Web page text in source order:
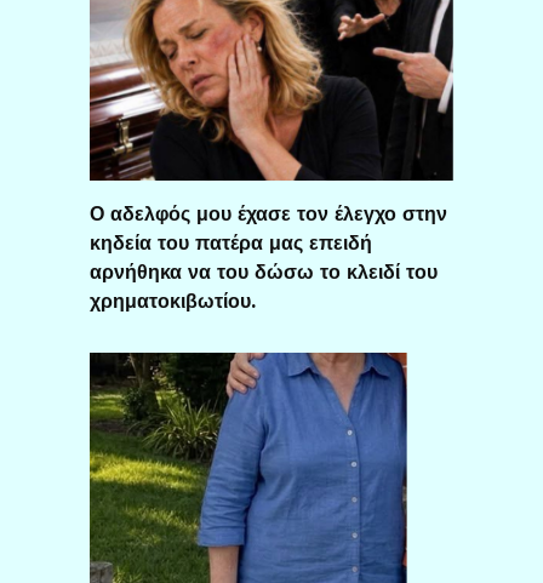
Ο αδελφός μου έχασε τον έλεγχο στην
κηδεία του πατέρα μας επειδή
αρνήθηκα να του δώσω το κλειδί του
χρηματοκιβωτίου.